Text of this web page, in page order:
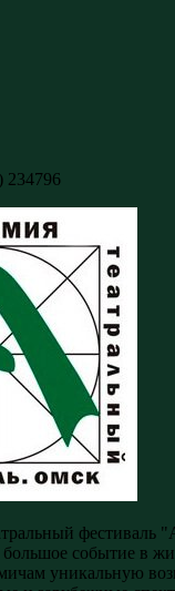
234796
фестиваль
большое событие в
уникальную